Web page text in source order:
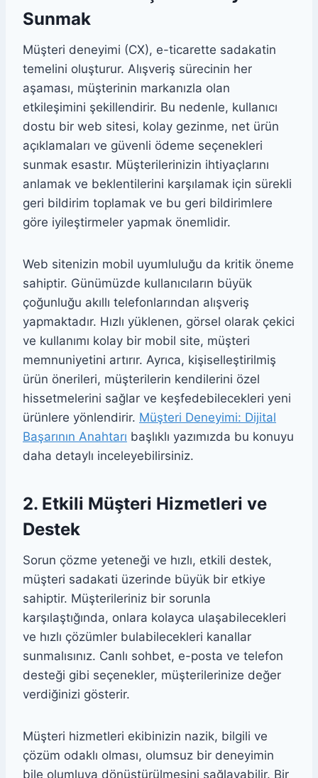
Sunmak
Müşteri deneyimi (CX), e-ticarette sadakatin
temelini oluşturur. Alışveriş sürecinin her
aşaması, müşterinin markanızla olan
etkileşimini şekillendirir. Bu nedenle, kullanıcı
dostu bir web sitesi, kolay gezinme, net ürün
açıklamaları ve güvenli ödeme seçenekleri
sunmak esastır. Müşterilerinizin ihtiyaçlarını
anlamak ve beklentilerini karşılamak için sürekli
geri bildirim toplamak ve bu geri bildirimlere
göre iyileştirmeler yapmak önemlidir.
Web sitenizin mobil uyumluluğu da kritik öneme
sahiptir. Günümüzde kullanıcıların büyük
çoğunluğu akıllı telefonlarından alışveriş
yapmaktadır. Hızlı yüklenen, görsel olarak çekici
ve kullanımı kolay bir mobil site, müşteri
memnuniyetini artırır. Ayrıca, kişiselleştirilmiş
ürün önerileri, müşterilerin kendilerini özel
hissetmelerini sağlar ve keşfedebilecekleri yeni
ürünlere yönlendirir. Müşteri Deneyimi: Dijital
Başarının Anahtarı başlıklı yazımızda bu konuyu
daha detaylı inceleyebilirsiniz.
2. Etkili Müşteri Hizmetleri ve
Destek
Sorun çözme yeteneği ve hızlı, etkili destek,
müşteri sadakati üzerinde büyük bir etkiye
sahiptir. Müşterileriniz bir sorunla
karşılaştığında, onlara kolayca ulaşabilecekleri
ve hızlı çözümler bulabilecekleri kanallar
sunmalısınız. Canlı sohbet, e-posta ve telefon
desteği gibi seçenekler, müşterilerinize değer
verdiğinizi gösterir.
Müşteri hizmetleri ekibinizin nazik, bilgili ve
çözüm odaklı olması, olumsuz bir deneyimin
bile olumluya dönüştürülmesini sağlayabilir. Bir